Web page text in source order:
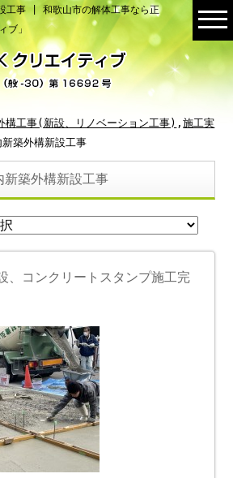
工事 | 和歌山市の解体工事なら正
ブ」
構工事(新設、リノベーション工事) ,施工実
築外構新設工事
新築外構新設工事
、コンクリートスタンプ施工完